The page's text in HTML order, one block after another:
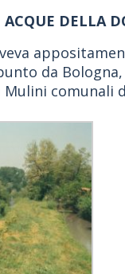
DELLA
da
comunali